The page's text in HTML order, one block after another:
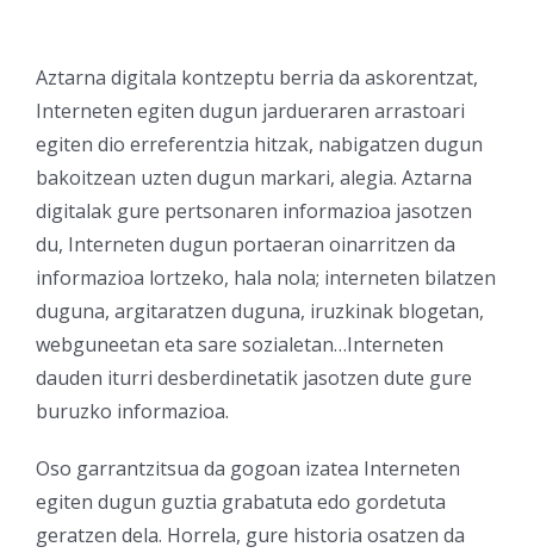
Aztarna digitala kontzeptu berria da askorentzat,
Interneten egiten dugun jardueraren arrastoari
egiten dio erreferentzia hitzak, nabigatzen dugun
bakoitzean uzten dugun markari, alegia. Aztarna
digitalak gure pertsonaren informazioa jasotzen
du, Interneten dugun portaeran oinarritzen da
informazioa lortzeko, hala nola; interneten bilatzen
duguna, argitaratzen duguna, iruzkinak blogetan,
webguneetan eta sare sozialetan…Interneten
dauden iturri desberdinetatik jasotzen dute gure
buruzko informazioa.
Oso garrantzitsua da gogoan izatea Interneten
egiten dugun guztia grabatuta edo gordetuta
geratzen dela. Horrela, gure historia osatzen da